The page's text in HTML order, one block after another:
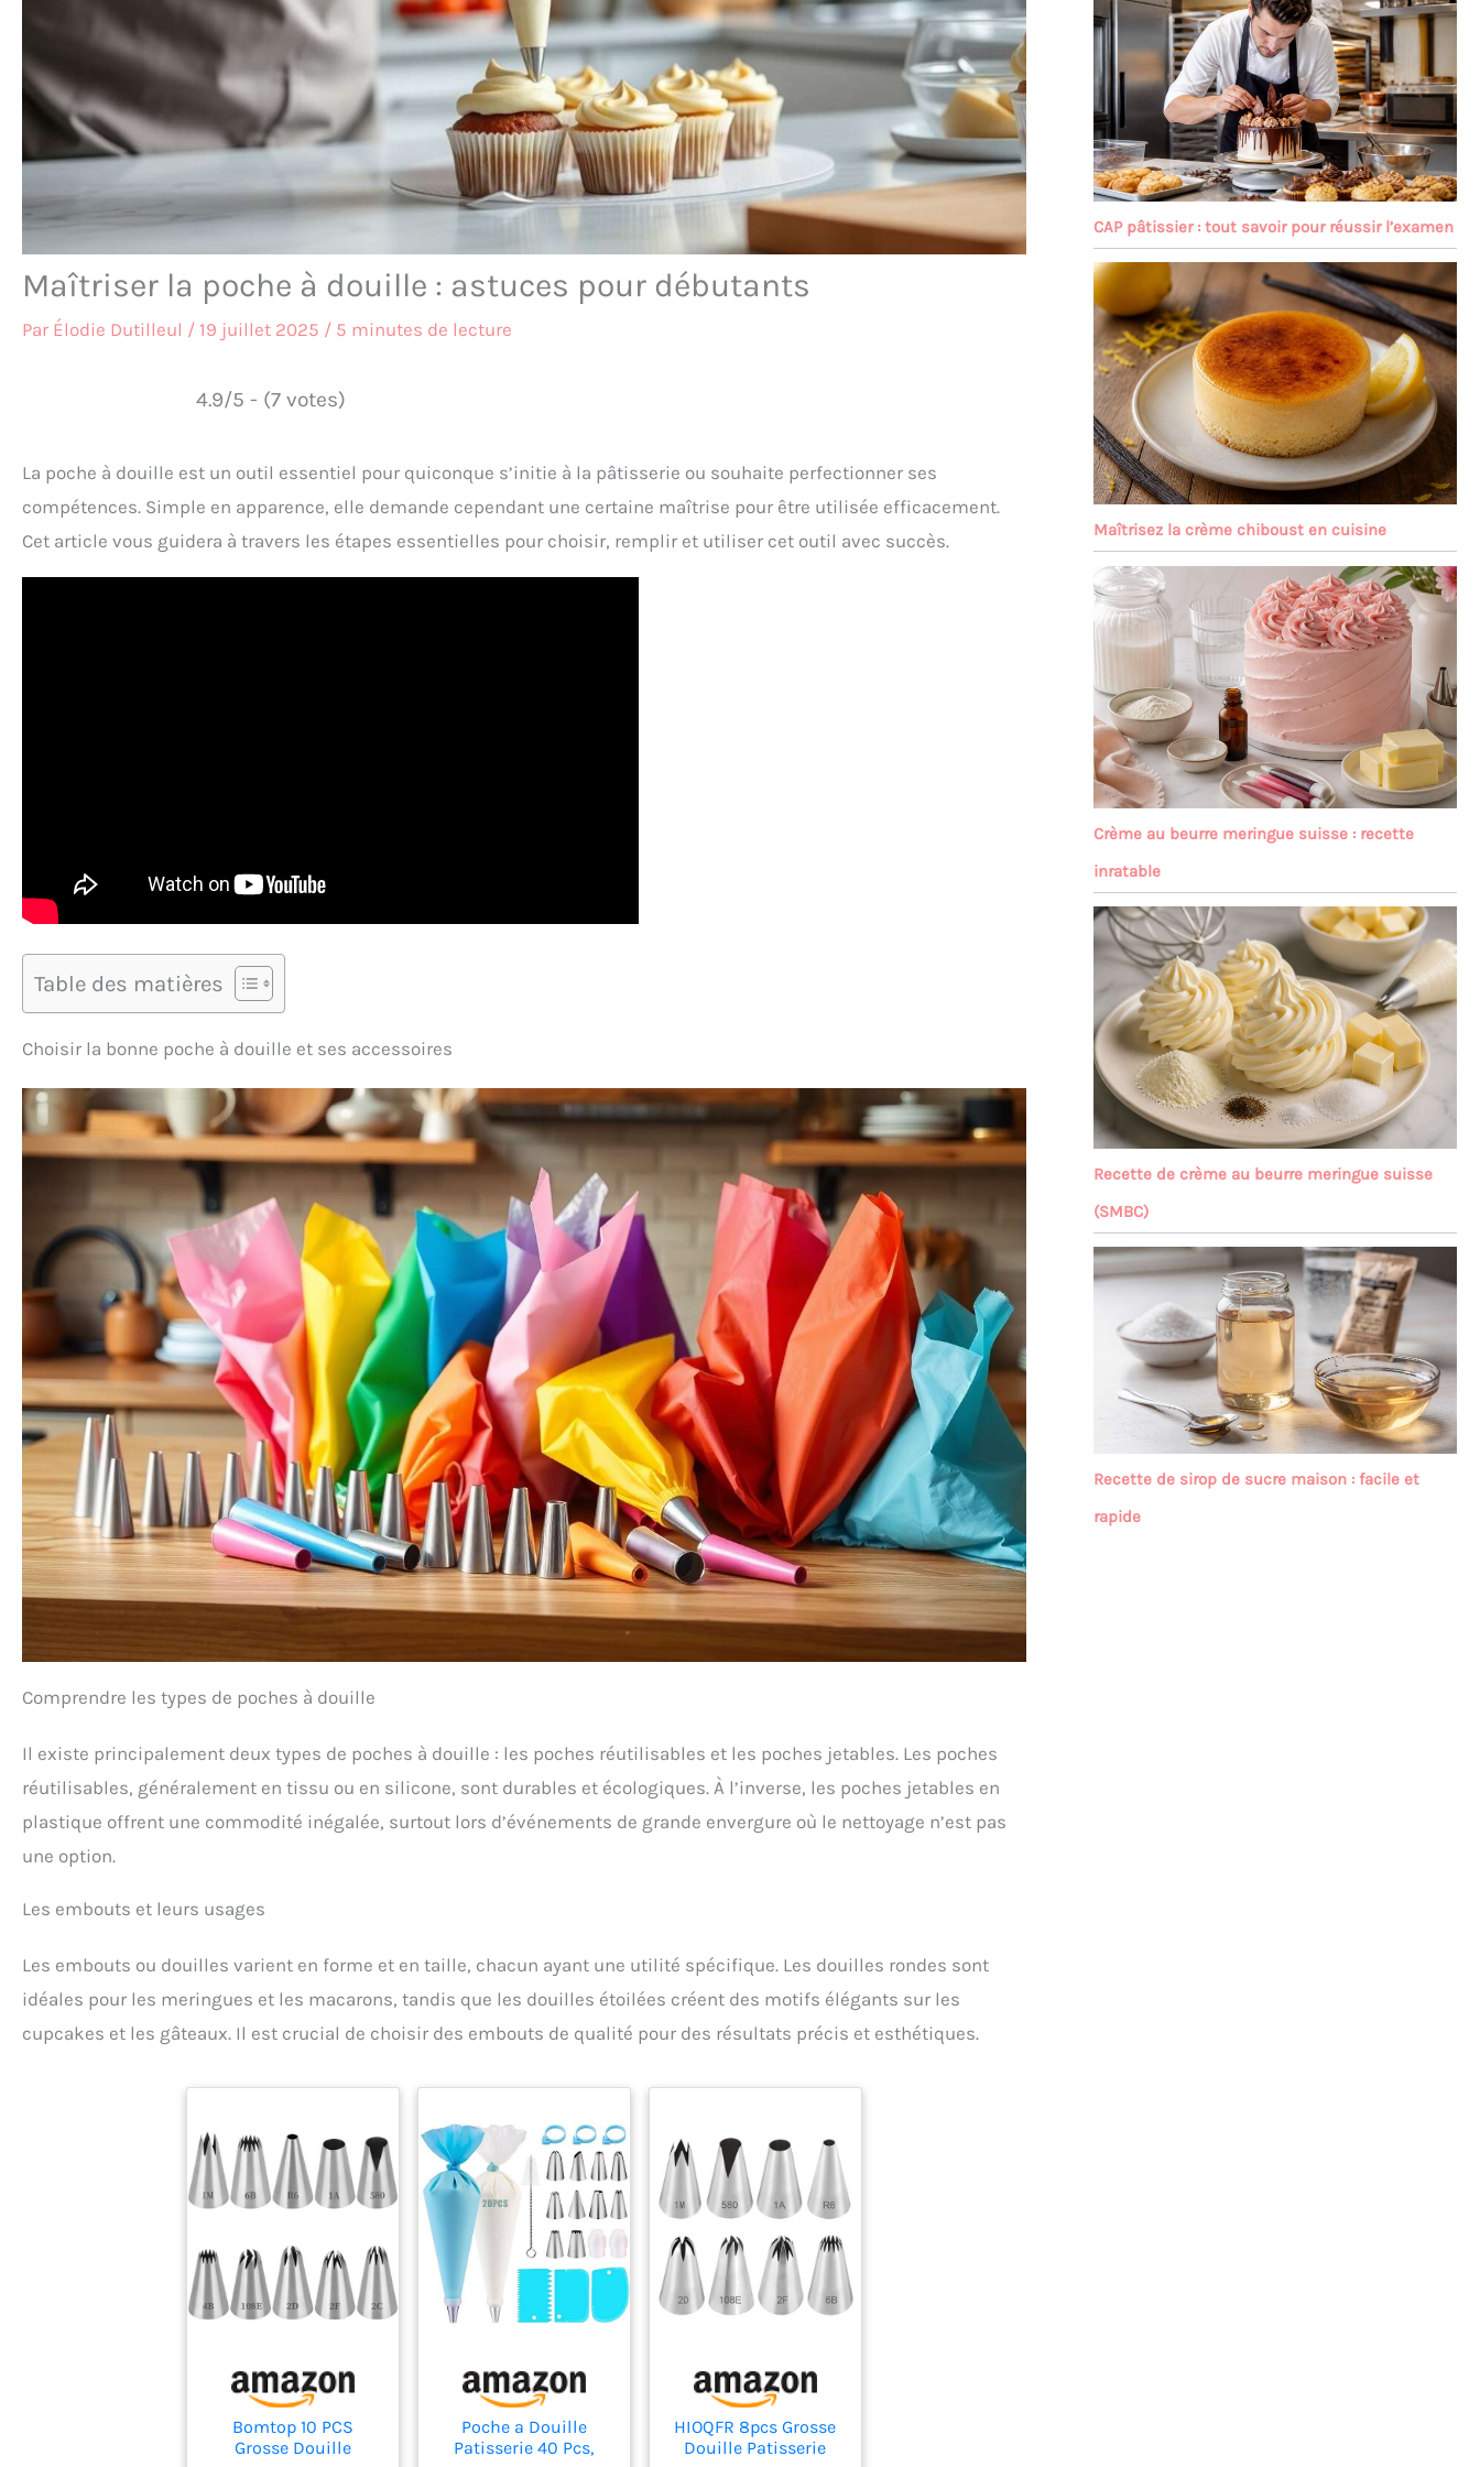
Maîtriser la poche à douille : astuces pour débutants
Par Élodie Dutilleul / 19 juillet 2025 / 5 minutes de lecture
4.9/5 - (7 votes)
La poche à douille est un outil essentiel pour quiconque s’initie à la pâtisserie ou souhaite perfectionner ses
compétences. Simple en apparence, elle demande cependant une certaine maîtrise pour être utilisée efficacement.
Cet article vous guidera à travers les étapes essentielles pour choisir, remplir et utiliser cet outil avec succès.
Table des matières
Choisir la bonne poche à douille et ses accessoires
Comprendre les types de poches à douille
Il existe principalement deux types de poches à douille : les poches réutilisables et les poches jetables. Les poches
réutilisables, généralement en tissu ou en silicone, sont durables et écologiques. À l’inverse, les poches jetables en
plastique offrent une commodité inégalée, surtout lors d’événements de grande envergure où le nettoyage n’est pas
une option.
Les embouts et leurs usages
Les embouts ou douilles varient en forme et en taille, chacun ayant une utilité spécifique. Les douilles rondes sont
idéales pour les meringues et les macarons, tandis que les douilles étoilées créent des motifs élégants sur les
cupcakes et les gâteaux. Il est crucial de choisir des embouts de qualité pour des résultats précis et esthétiques.
Bomtop 10 PCS
Grosse Douille
Poche a Douille
Patisserie 40 Pcs,
HIOQFR 8pcs Grosse
Douille Patisserie
CAP pâtissier : tout savoir pour réussir l’examen
Maîtrisez la crème chiboust en cuisine
Crème au beurre meringue suisse : recette
inratable
Recette de crème au beurre meringue suisse
(SMBC)
Recette de sirop de sucre maison : facile et
rapide